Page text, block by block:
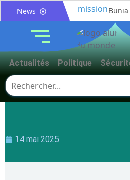
News
Actualités Politique
14 mai 2025